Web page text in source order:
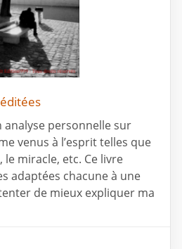
analyse personnelle sur
venus à l’esprit telles que
le miracle, etc. Ce livre
adaptées chacune à une
de mieux expliquer ma